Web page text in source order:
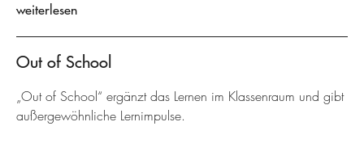
weiterlesen
Out of School
„Out of School“ ergänzt das Lernen im Klassenraum und gibt
außergewöhnliche Lernimpulse.